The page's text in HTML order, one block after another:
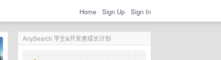
Home Sign Up Sign In
AnySearch 学生&开发者成长计划